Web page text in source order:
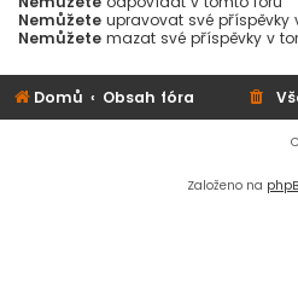
Nemůžete upravovat své příspěvky
Nemůžete mazat své příspěvky v
Domů Obsah fóra
Založeno na